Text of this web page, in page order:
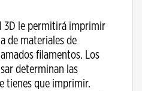
3D le permitirá imprimir
de materiales de
filamentos. Los
determinan las
tienes que imprimir.